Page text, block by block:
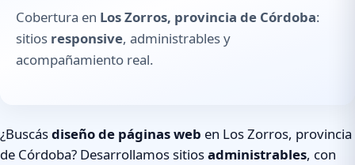
Cobertura en Los Zorros, provincia de Córdoba:
sitios responsive, administrables y
acompañamiento real.
¿Buscásdiseño de páginas web en Los Zorros, provincia
de Córdoba? Desarrollamos sitiosadministrables, con